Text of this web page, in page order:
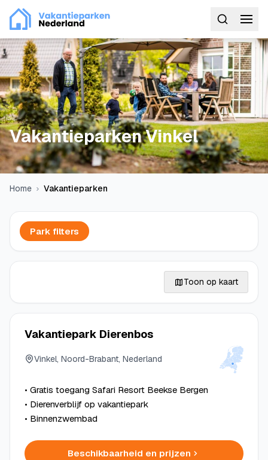
Vakantieparken Vinkel
Home Vakantieparken
Park filters
Toon op kaart
Vakantiepark Dierenbos
Vinkel, Noord-Brabant, Nederland
• Gratis toegang Safari Resort Beekse Bergen
• Dierenverblijf op vakantiepark
• Binnenzwembad
Beschikbaarheid en prijzen